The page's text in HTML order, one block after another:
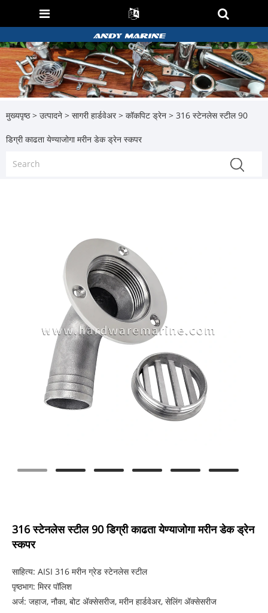
मुख्यपृष्ठ > उत्पादने > सागरी हार्डवेअर> कॉकपिट ड्रेन > 316 स्टेनलेस स्टील 90
डिग्री काढता येण्याजोगा मरीन डेक ड्रेन स्कपर
316 स्टेनलेस स्टील 90 डिग्री काढता येण्याजोगा मरीन डेक ड्रेन
स्कपर
साहित्य: AISI 316 मरीन ग्रेड स्टेनलेस स्टील
पृष्ठभाग: मिरर पॉलिश
अर्ज: जहाज, नौका, बोट ॲक्सेसरीज, मरीन हार्डवेअर, सेलिंग ॲक्सेसरीज